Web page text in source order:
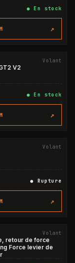
●En stock
↗
Volant
V2
●En stock
↗
Volant
● Rupture
↗
Volant
retour de force
Force levier de